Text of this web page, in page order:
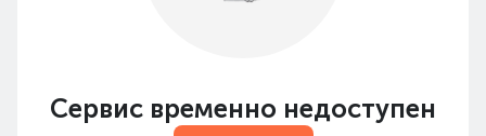
Сервис временно недоступен